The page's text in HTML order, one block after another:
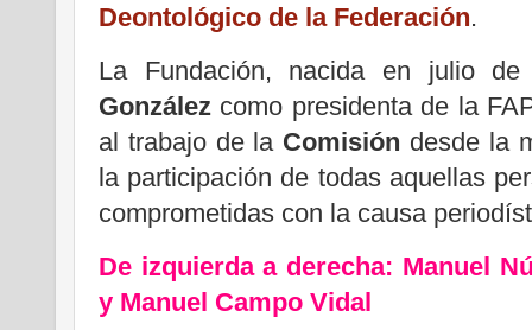
Deontológico de la Federación.
La Fundación, nacida en julio
González como presidenta de la
al trabajo de la Comisión desde la
la participación de todas aquellas
comprometidas con la causa
De izquierda a derecha: Manuel
y Manuel Campo Vidal